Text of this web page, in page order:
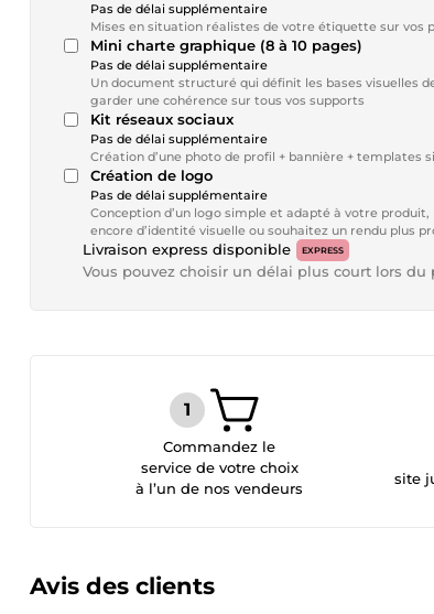
Pas de délai supplémentaire
Mises en situation réalistes de votre étiquette sur vos
Mini charte graphique (8 à 10 pages)
Pas de délai supplémentaire
Un document structuré qui définit les bases visuelles
garder une cohérence sur tous vos supports
Kit réseaux sociaux
Pas de délai supplémentaire
Création d’une photo de profil + bannière + templates
Création de logo
Pas de délai supplémentaire
Conception d’un logo simple et adapté à votre
encore d’identité visuelle ou souhaitez un rendu plus
Livraison express disponible EXPRESS
Vous pouvez choisir un délai plus court lors du
Commandez le
service de votre choix
à l’un de nos vendeurs
site
Avis des clients